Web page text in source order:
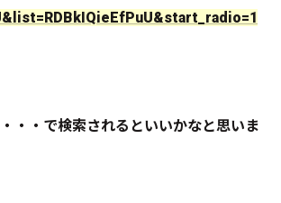
・・で検索されるといいかなと思いま